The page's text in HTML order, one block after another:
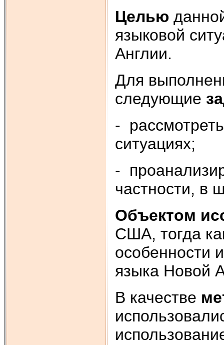
Целью
языковой
Англии.
Для
следующие
-
ситуациях;
-
частности, в
Объектом
США, тогда
особенности
языка Новой
В качестве